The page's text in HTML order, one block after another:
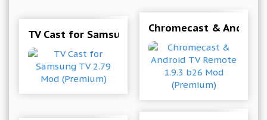
TV Cast for Samsung TV 2.79 Mod (Premium)
Chromecast & Android